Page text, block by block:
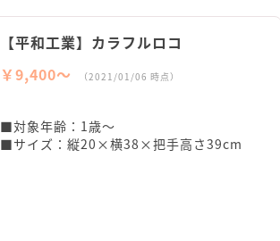
【平和工業】カラフルロコ
￥9,400〜
（2021/01/06 時点）
■対象年齢：1歳～
■サイズ：縦20×横38×把手高さ39cm